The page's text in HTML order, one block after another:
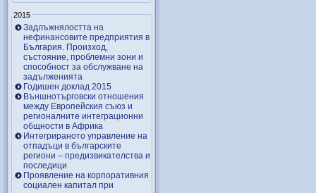
2015
Задлъжнялостта на
нефинансовите предприятия в
България. Произход,
състояние, проблемни зони и
способност за обслужване на
задълженията
Годишен доклад 2015
Външнотърговски отношения
между Европейския съюз и
регионалните интеграционни
общности в Африка
Интегрираното управление на
отпадъци в българските
региони – предизвикателства и
последици
Проявление на корпоративния
социален капитал при